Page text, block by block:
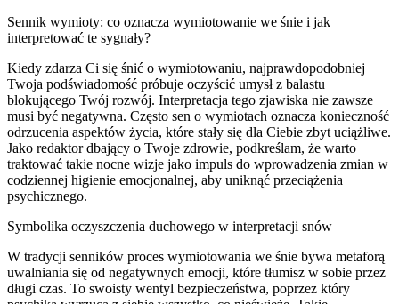
Sennik wymioty: co oznacza wymiotowanie we śnie i jak
interpretować te sygnały?
Kiedy zdarza Ci się śnić o wymiotowaniu, najprawdopodobniej
Twoja podświadomość próbuje oczyścić umysł z balastu
blokującego Twój rozwój. Interpretacja tego zjawiska nie zawsze
musi być negatywna. Często sen o wymiotach oznacza konieczność
odrzucenia aspektów życia, które stały się dla Ciebie zbyt uciążliwe.
Jako redaktor dbający o Twoje zdrowie, podkreślam, że warto
traktować takie nocne wizje jako impuls do wprowadzenia zmian w
codziennej higienie emocjonalnej, aby uniknąć przeciążenia
psychicznego.
Symbolika oczyszczenia duchowego w interpretacji snów
W tradycji senników proces wymiotowania we śnie bywa metaforą
uwalniania się od negatywnych emocji, które tłumisz w sobie przez
długi czas. To swoisty wentyl bezpieczeństwa, poprzez który